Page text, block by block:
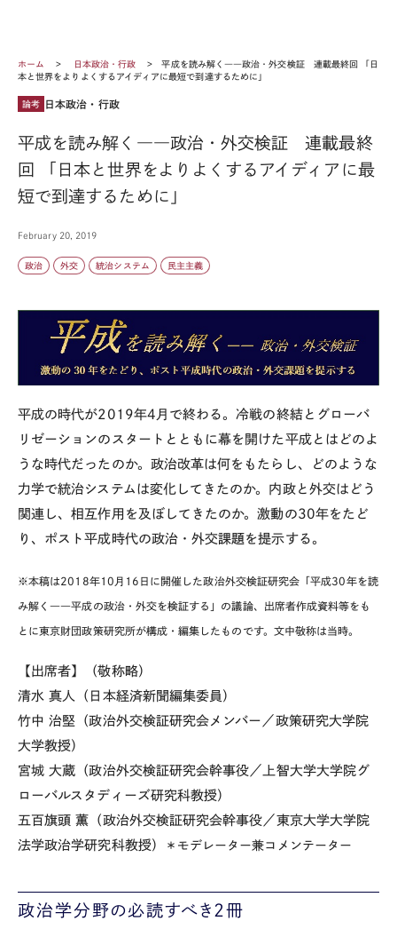
ホーム 日本政治・行政
平成を読み解く――政治・外交検証 連載最終回 「日
本と世界をよりよくするアイディアに最短で到達するために」
論考 日本政治・行政
平成を読み解く――政治・外交検証 連載最終
回 「日本と世界をよりよくするアイディアに最
短で到達するために」
February 20, 2019
政治 外交 統治システム 民主主義
平成の時代が2019年4月で終わる。冷戦の終結とグローバ
リゼーションのスタートとともに幕を開けた平成とはどのよ
うな時代だったのか。政治改革は何をもたらし、どのような
力学で統治システムは変化してきたのか。内政と外交はどう
関連し、相互作用を及ぼしてきたのか。激動の30年をたど
り、ポスト平成時代の政治・外交課題を提示する。
※本稿は2018年10月16日に開催した政治外交検証研究会「平成30年を読
み解く――平成の政治・外交を検証する」の議論、出席者作成資料等をも
とに東京財団政策研究所が構成・編集したものです。文中敬称は当時。
【出席者】
（敬称略）
清水 真人（日本経済新聞編集委員）
竹中 治堅（政治外交検証研究会メンバー／政策研究大学院
大学教授）
宮城 大蔵（政治外交検証研究会幹事役／上智大学大学院グ
ローバルスタディーズ研究科教授）
五百旗頭 薫（政治外交検証研究会幹事役／東京大学大学院
法学政治学研究科教授）
＊モデレーター兼コメンテーター
政治学分野の必読すべき2冊